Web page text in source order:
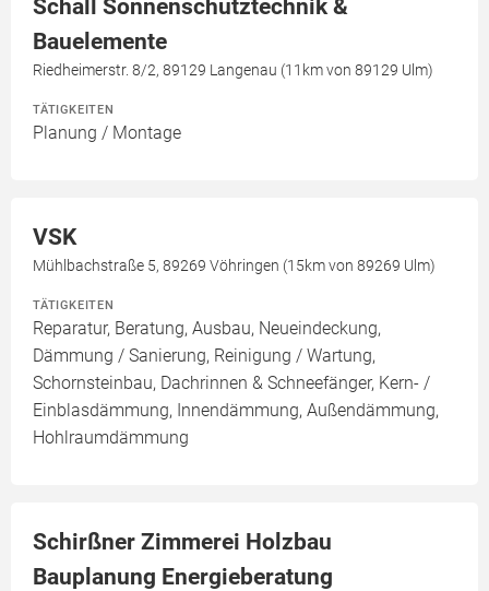
Schall Sonnenschutztechnik &
Bauelemente
Riedheimerstr. 8/2, 89129 Langenau (11km von 89129 Ulm)
TÄTIGKEITEN
Planung / Montage
VSK
Mühlbachstraße 5, 89269 Vöhringen (15km von 89269 Ulm)
TÄTIGKEITEN
Reparatur, Beratung, Ausbau, Neueindeckung,
Dämmung / Sanierung, Reinigung / Wartung,
Schornsteinbau, Dachrinnen & Schneefänger, Kern- /
Einblasdämmung, Innendämmung, Außendämmung,
Hohlraumdämmung
Schirßner Zimmerei Holzbau
Bauplanung Energieberatung